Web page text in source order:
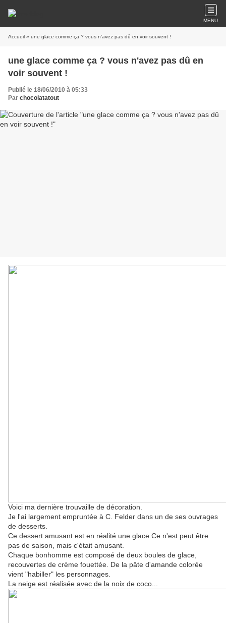
MENU
Accueil » une glace comme ça ? vous n'avez pas dû en voir souvent !
une glace comme ça ? vous n'avez pas dû en
voir souvent !
Publié le 18/06/2010 à 05:33
Par chocolatatout
Voici ma dernière trouvaille de décoration.
Je l'ai largement empruntée à C. Felder dans un de ses ouvrages
de desserts.
Ce dessert amusant est en réalité une glace.Ce n'est peut être
pas de saison, mais c'était amusant.
Chaque bonhomme est composé de deux boules de glace,
recouvertes de crème fouettée. De la pâte d'amande colorée
vient "habiller" les personnages.
La neige est réalisée avec de la noix de coco...